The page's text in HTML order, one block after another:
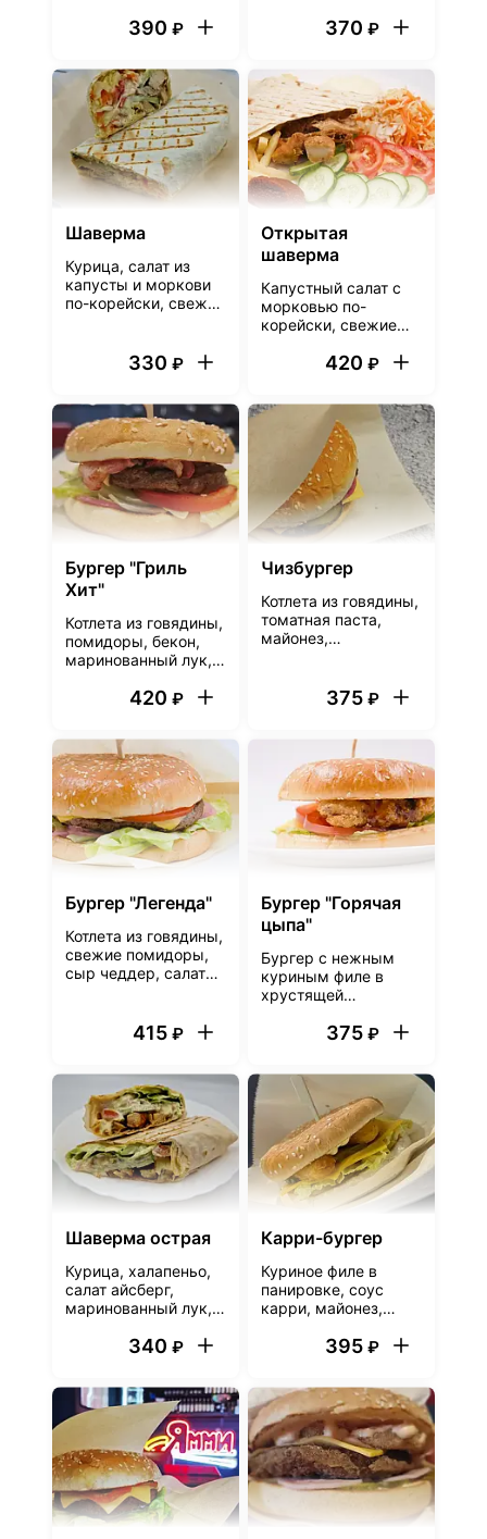
390 ₽ 370 ₽
Шаверма
Курица, салат из
капусты и моркови
по-корейски, свежие
чесночный соус,
330 ₽
Открытая
шаверма
Капустный салат с
морковью по-
корейски, свежие
картофель фри,
фирменный
чесночный соус
420 ₽
Бургер "Гриль
Хит"
Котлета из говядины,
помидоры, бекон,
маринованный лук,
сырный соус и соус
420 ₽
Чизбургер
Котлета из говядины,
томатная паста,
майонез,
маринованные, сыр
чеддер, булочка
375 ₽
Бургер "Легенда"
Котлета из говядины,
свежие помидоры,
сыр чеддер, салат
соус гриль, булочка
415 ₽
Бургер "Горячая
цыпа"
Бургер с нежным
куриным филе в
хрустящей
листовым салатом,
чеддер, под соусом
чили и сырным
соусом на
подрумяненной
булочке
375 ₽
Шаверма острая
Курица, халапеньо,
салат айсберг,
маринованный лук,
соус для шавермы,
340 ₽
Карри-бургер
Куриное филе в
панировке, соус
карри, майонез,
маринованный
395 ₽